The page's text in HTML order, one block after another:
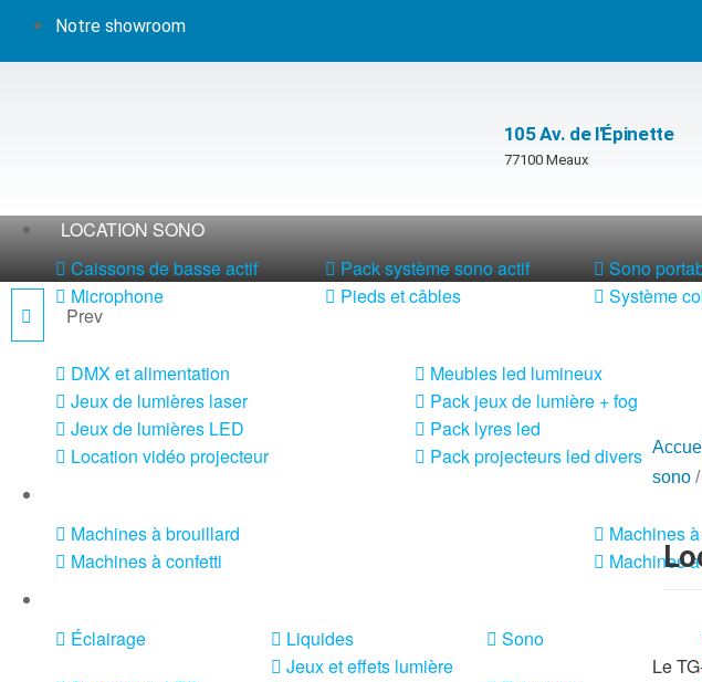
Notre showroom
105 Av. de l'Épinette
77100 Meaux
LOCATION SONO
Caissons de basse actif
Microphone
Pack système sono actif
Pieds et câbles
Sono
Système
DMX et alimentation
Jeux de lumières laser
Jeux de lumières LED
Location vidéo projecteur
Meubles led lumineux
Pack jeux de lumière + fog
Pack lyres led
Pack projecteurs led divers
Machines à brouillard
Machines à confetti
Machines
Machines
Éclairage
Liquides
Jeux et effets lumière
Sono
LOCATION TGX 47
Prev
sono /
Le